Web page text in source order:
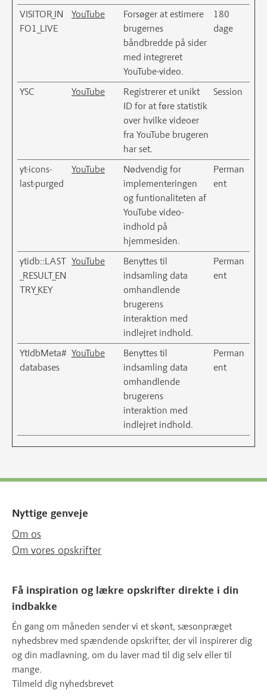
VISITOR_IN
FO1_LIVE
YouTube
Forsøger at estimere
brugernes
båndbredde på sider
med integreret
YouTube-video.
180
dage
YSC YouTube
Registrerer et unikt
ID for at føre statistik
over hvilke videoer
fra YouTube brugeren
har set.
Session
yt-icons-
last-purged
YouTube
Nødvendig for
implementeringen
og funtionaliteten af
YouTube video-
indhold på
hjemmesiden.
Perman
ent
ytidb::LAST
_RESULT_EN
TRY_KEY
YouTube
Benyttes til
indsamling data
omhandlende
brugerens
interaktion med
indlejret indhold.
Perman
ent
YtIdbMeta#
databases
YouTube
Benyttes til
indsamling data
omhandlende
brugerens
interaktion med
indlejret indhold.
Perman
ent
Nyttige genveje
Om os
Om vores opskrifter
Få inspiration og lækre opskrifter direkte i din
indbakke
Én gang om måneden sender vi et skønt, sæsonpræget
nyhedsbrev med spændende opskrifter, der vil inspirerer dig
og din madlavning, om du laver mad til dig selv eller til
mange.
Tilmeld dig nyhedsbrevet